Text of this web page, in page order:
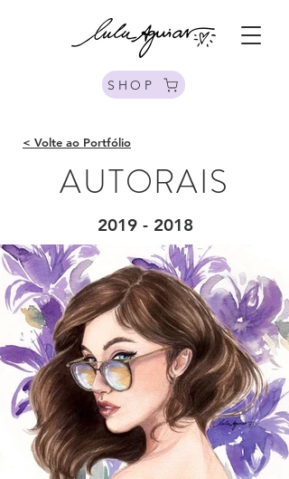
SHOP
< Volte ao Portfólio
AUTORAIS
2019 - 2018